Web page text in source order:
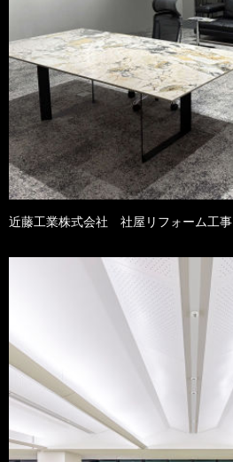
近藤工業株式会社 社屋リフォーム工事